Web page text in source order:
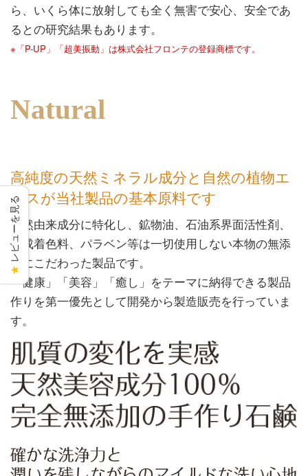
ら、いくら体に放射しても全く無害で安心、安全であ
るとの研究結果もあります。
※「P-UP」「超美振動」は株式会社フロンテの登録商標です。
Natural
高純度の天然ミネラル成分と自然の植物エ
キスが当社製品の基本原料です
天然由来成分に特化し、鉱物油、石油系界面活性剤、
合成着色料、パラベン等は一切使用しない本物の無添
加にこだわった製品です。
「健康」「美容」「癒し」をテーマに納得できる製品
作りを第一優先として開発から製造販売を行っていま
す。
★
レビューを見る